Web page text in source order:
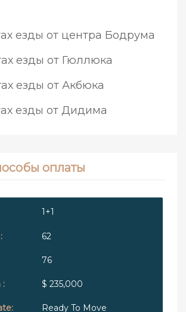
езды от центра Бодрума
езды от Гюллюка
езды от Акбюка
езды от Дидима
оплаты
1+1
62
76
$ 235,000
Ready To Move